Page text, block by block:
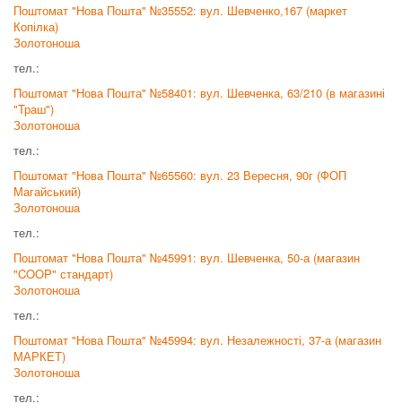
Поштомат "Нова Пошта" №35552: вул. Шевченко,167 (маркет
Копілка)
Золотоноша
тел.:
Поштомат "Нова Пошта" №58401: вул. Шевченка, 63/210 (в магазині
"Траш")
Золотоноша
тел.:
Поштомат "Нова Пошта" №65560: вул. 23 Вересня, 90г (ФОП
Магайський)
Золотоноша
тел.:
Поштомат "Нова Пошта" №45991: вул. Шевченка, 50-а (магазин
"COOP" стандарт)
Золотоноша
тел.:
Поштомат "Нова Пошта" №45994: вул. Незалежності, 37-а (магазин
МАРКЕТ)
Золотоноша
тел.: